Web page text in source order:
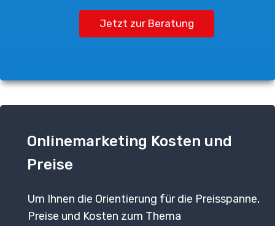
Jetzt zur Beratung
Onlinemarketing Kosten und
Preise
Um Ihnen die Orientierung für die Preisspanne,
Preise und Kosten zum Thema